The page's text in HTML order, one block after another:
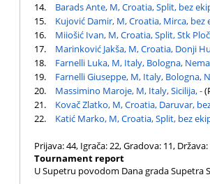
14.
Barads Ante, M, Croatia, Split, bez
15.
Kujović Damir, M, Croatia, Mirca, bez
16.
Miiošić Ivan, M, Croatia, Split, Stk
17.
Marinković Jakša, M, Croatia, Donji
18.
Farnelli Luka, M, Italy, Bologna, Nema
19.
Farnelli Giuseppe, M, Italy, Bologna,
20.
Massimino Maroje, M, Italy, Sicilija, -
21.
Kovač Zlatko, M, Croatia, Daruvar,
22.
Katić Marko, M, Croatia, Split, bez
Prijava: 44, Igrača: 22, Gradova: 11, Država:
Tournament report
U Supetru povodom Dana grada